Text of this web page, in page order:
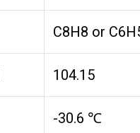
C8H8 or
104.15
-30.6 ℃